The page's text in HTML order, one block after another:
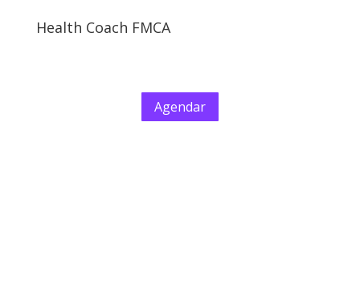
Health Coach FMCA
Agendar